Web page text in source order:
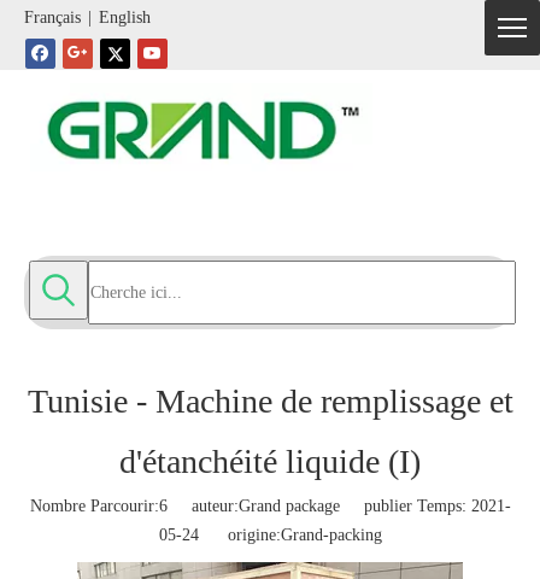
Français English
Tunisie - Machine de remplissage et
d'étanchéité liquide (I)
Nombre Parcourir:6auteur:Grand package publier Temps: 2021-
05-24 origine:Grand-packing